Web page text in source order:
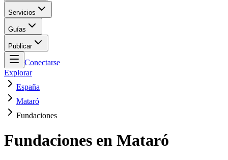
Servicios
Guías
Publicar
Conectarse
Explorar
España
Mataró
Fundaciones
Fundaciones en Mataró